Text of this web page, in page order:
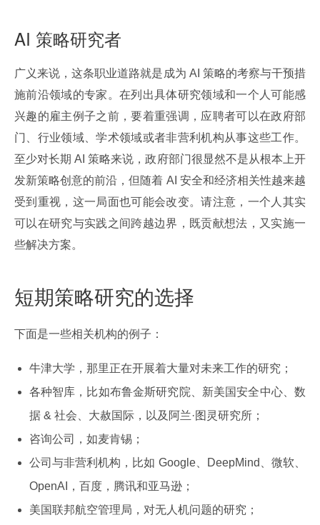
AI 策略研究者
广义来说，这条职业道路就是成为 AI 策略的考察与干预措
施前沿领域的专家。在列出具体研究领域和一个人可能感
兴趣的雇主例子之前，要着重强调，应聘者可以在政府部
门、行业领域、学术领域或者非营利机构从事这些工作。
至少对长期 AI 策略来说，政府部门很显然不是从根本上开
发新策略创意的前沿，但随着 AI 安全和经济相关性越来越
受到重视，这一局面也可能会改变。请注意，一个人其实
可以在研究与实践之间跨越边界，既贡献想法，又实施一
些解决方案。
短期策略研究的选择
下面是一些相关机构的例子：
牛津大学，那里正在开展着大量对未来工作的研究；
各种智库，比如布鲁金斯研究院、新美国安全中心、数
据 & 社会、大赦国际，以及阿兰·图灵研究所；
咨询公司，如麦肯锡；
公司与非营利机构，比如 Google、DeepMind、微软、
OpenAI，百度，腾讯和亚马逊；
美国联邦航空管理局，对无人机问题的研究；